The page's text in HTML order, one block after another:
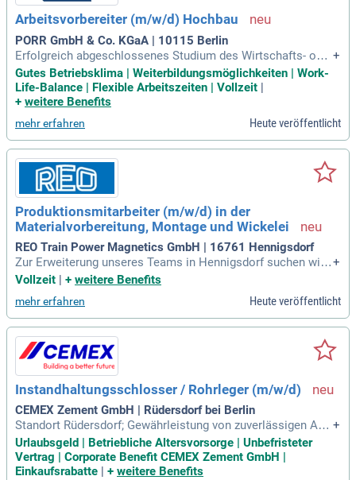
Arbeitsvorbereiter (m/w/d) Hochbau
PORR GmbH & Co. KGaA | 10115 Berlin
Erfolgreich abgeschlossenes Studium des Wirtschafts- oder
Bauingenieurwesens (FH/TU) oder eine vergleichbare Ausbil
dung; Mehrjährige Berufserfahrung in vergleichbarer Positio
n und/oder der Betreuung von Baustellen im Rahmen der Ba
+
Gutes Betriebsklima | Weiterbildungsmöglichkeiten | Work-
Life-Balance | Flexible Arbeitszeiten | Vollzeit |
+ weitere Benefits
mehr erfahren Heute veröffentlicht
Produktionsmitarbeiter (m/w/d) in der
Materialvorbereitung, Montage und Wickelei
REO Train Power Magnetics GmbH | 16761 Hennigsdorf
Zur Erweiterung unseres Teams in Hennigsdorf suchen wir:
Produktionsmitarbeiter (m/w/d) in der Materialvorbereitung,
ne.de bit.ly/4w2X7RCQTJB1_DE.
+
Vollzeit | + weitere Benefits
mehr erfahren Heute veröffentlicht
Instandhaltungsschlosser / Rohrleger (m/w/d)
CEMEX Zement GmbH | Rüdersdorf bei Berlin
Standort Rüdersdorf; Gewährleistung von zuverlässigen Anl
agenzuständen und Behebung störungsbedingter Ausfälle; D
urchführung von Kontrollen und Inspektionen; Arbeitsvorber
eitung für geplante Reparaturen; Dokumentation von Arbeits
+
Urlaubsgeld | Betriebliche Altersvorsorge | Unbefristeter
Vertrag | Corporate Benefit CEMEX Zement GmbH |
Einkaufsrabatte
+ weitere Benefits